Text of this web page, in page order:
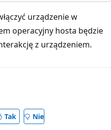
urządzenie w
operacyjny hosta będzie
z urządzeniem.
Tak Nie